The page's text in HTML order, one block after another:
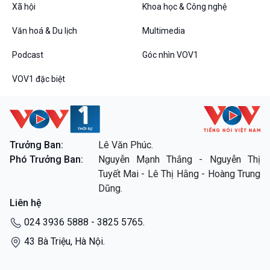
Podcast
Góc nhìn VOV1
Bình luận
Diễn đàn chủ nhật
Chân dung cuộc sống
Các chương trình đặc biệt
Xã hội Khoa học & Công nghệ
Văn hoá & Du lịch Multimedia
Podcast Góc nhìn VOV1
VOV1 đặc biệt
Trưởng Ban:
Lê Văn Phúc.
Phó Trưởng Ban:
Nguyễn Mạnh Thắng - Nguyễn Thị
Tuyết Mai - Lê Thị Hằng - Hoàng Trung
Dũng.
Liên hệ
024 3936 5888 - 3825 5765.
43 Bà Triệu, Hà Nội.